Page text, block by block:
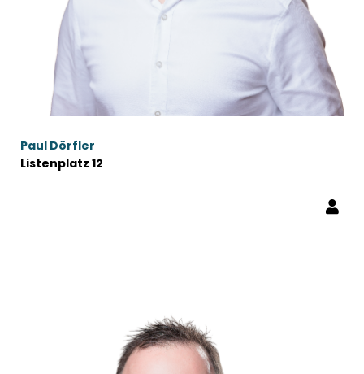
Paul Dörfler
Listenplatz 12